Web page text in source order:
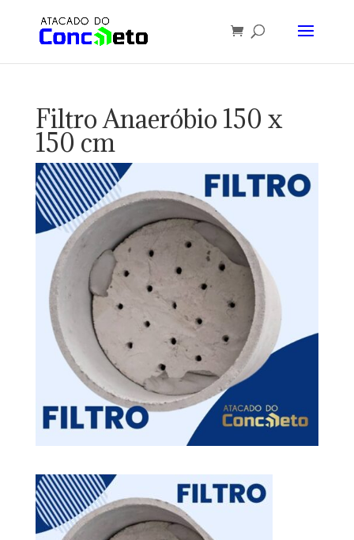
Filtro Anaeróbio 150 x
150 cm